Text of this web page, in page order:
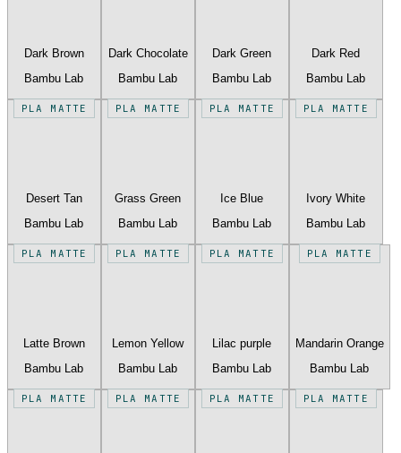
Dark Brown
Bambu Lab
Dark Chocolate
Bambu Lab
Dark Green
Bambu Lab
Dark Red
Bambu Lab
PLA MATTE
Desert Tan
Bambu Lab
PLA MATTE
Grass Green
Bambu Lab
PLA MATTE
Ice Blue
Bambu Lab
PLA MATTE
Ivory White
Bambu Lab
PLA MATTE
Latte Brown
Bambu Lab
PLA MATTE
Lemon Yellow
Bambu Lab
PLA MATTE
Lilac purple
Bambu Lab
PLA MATTE
Mandarin Orange
Bambu Lab
PLA MATTE PLA MATTE PLA MATTE PLA MATTE